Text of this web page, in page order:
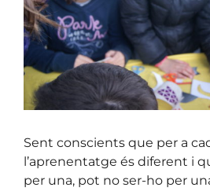
Sent conscients que per a
l’aprenentatge és diferent i
per una, pot no ser-­ho per